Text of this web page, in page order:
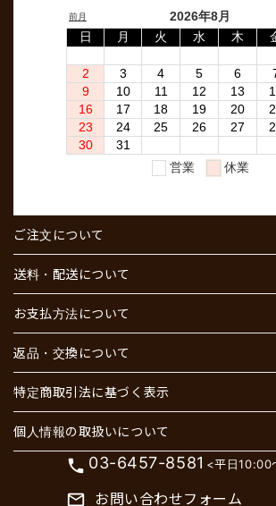
ご注文について
送料・配送について
お支払方法について
返品・交換について
特定商取引法に基づく表示
個人情報の取扱いについて
phone 03-6457-8581 <平日10:00
mail_outline お問い合わせフォーム